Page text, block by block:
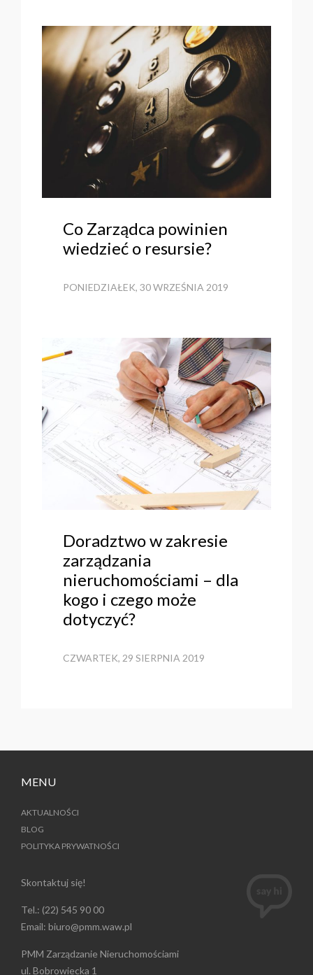
Co Zarządca powinien
wiedzieć o resursie?
PONIEDZIAŁEK, 30 WRZEŚNIA 2019
Doradztwo w zakresie
zarządzania
nieruchomościami – dla
kogo i czego może
dotyczyć?
CZWARTEK, 29 SIERPNIA 2019
MENU
AKTUALNOŚCI
BLOG
POLITYKA PRYWATNOŚCI
Skontaktuj się!
Tel.: (22) 545 90 00
Email: biuro@pmm.waw.pl
PMM Zarządzanie Nieruchomościami
ul. Bobrowiecka 1